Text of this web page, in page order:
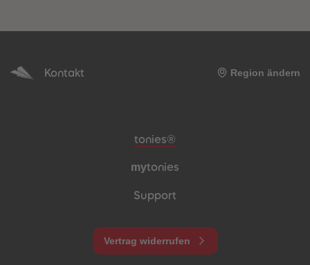
Kontakt Region ändern
Meta-Navigation Footer
tonies®
mytonies
Support
Vertrag widerrufen